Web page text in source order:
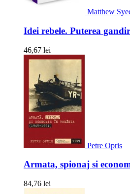
Matthew
Idei rebele. Puterea
46,67 lei
Petre Opris
Armata, spionaj si
84,76 lei